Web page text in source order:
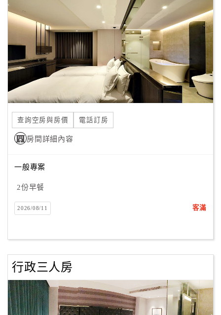
房
請
款
收
合
作
提
案
店
作
商
合
作
查詢空房與房價 電話訂房
房間詳細內容
一般專案
2份早餐
2026/08/11 客滿
行政三人房